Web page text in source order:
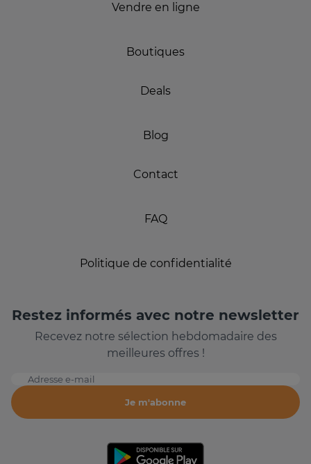
Vendre en ligne
Boutiques
Deals
Blog
Contact
FAQ
Politique de confidentialité
Restez informés avec notre newsletter
Recevez notre sélection hebdomadaire des
meilleures offres !
Adresse e-mail
Je m'abonne